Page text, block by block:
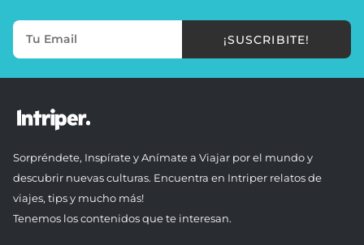
¡SUSCRIBITE!
Sorpréndete, Inspírate y Anímate a Viajar por el mundo y
descubrir nuevas culturas. Encuentra en Intriper relatos de
viajes, tips y mucho más!
Tenemos los contenidos que te interesan.